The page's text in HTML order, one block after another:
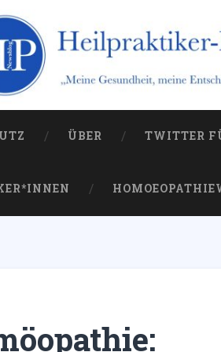
Kampagne gegen sie
ÜBER TWITTER